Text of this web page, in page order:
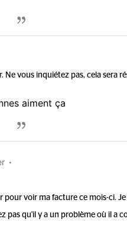
Ne vous inquiétez pas, cela sera
aiment ça
pour voir ma facture ce mois-ci.
pas qu'il y a un problème où il a